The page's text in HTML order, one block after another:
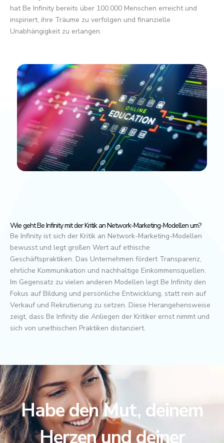
hat Be Infinity bereits über 100.000 Menschen erreicht und
inspiriert, ihre Träume zu verfolgen und finanzielle
Unabhängigkeit zu erlangen.
Wie geht Be Infinity mit der Kritik an Network-Marketing-Modellen um?
Be Infinity ist sich der Kritik an Network-Marketing-Modellen
bewusst und legt großen Wert auf ethische
Geschäftspraktiken. Das Unternehmen fördert Transparenz,
ehrliche Kommunikation und nachhaltige Einkommensquellen.
Im Gegensatz zu vielen anderen Modellen legt Be Infinity den
Fokus auf Bildung und persönliche Entwicklung, statt rein auf
Verkauf und Rekrutierung zu setzen. Diese Herangehensweise
zeigt, dass Be Infinity die Anliegen der Kritiker ernst nimmt und
sich von unethischen Praktiken distanziert.
Habe den Mut, deinem
Herzen und deiner